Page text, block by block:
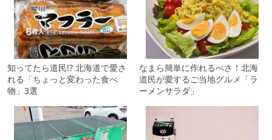
知ってたら道民!? 北海道で愛さ
れる「ちょっと変わった食べ
物」3選
なまら簡単に作れるべさ！北海
道民が愛するご当地グルメ「ラ
ーメンサラダ」